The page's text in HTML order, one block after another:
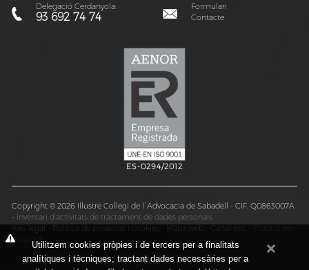
Delegació Cerdanyola:
93 692 74 74
Formulari
Contacte
ES-0294/2012
Copyright © 2026 Il·lustre Col·legi de l´Advocacia de Sabadell - CIF: Q0863007A
- Inventari d'activitats de tractament de dades personals
Avís legal
Política de privacitat i cookies Mapa web Canal ètic
Anunzia
Utilitzem cookies pròpies i de tercers per a finalitats
analítiques i tècniques; tractant dades necessàries per a